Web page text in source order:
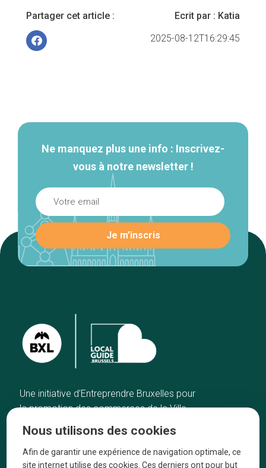
Partager cet article : Ecrit par : Katia
2025-08-12T16:29:45
Ne manquez plus une info : Inscrivez-
vous à notre newsletter !
Une initiative d’Entreprendre Bruxelles pour
la promotion des commerces de la Ville
Accueil
Bonnes adresses
Artisans
A propos
Nous utilisons des cookies
Afin de garantir une expérience de navigation optimale, ce
site internet utilise des cookies. Ces derniers ont pour but